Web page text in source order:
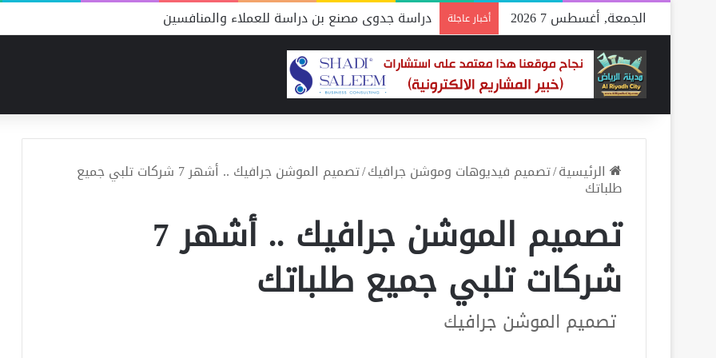
الجمعة, أغسطس 7 2026 أخبار عاجلة دراسة جدوى مصنع بن دراسة للعملاء والمنافسين
الرئيسية/تصميم فيديوهات وموشن جرافيك/ تصميم الموشن جرافيك .. أشهر 7 شركات تلبي جميع
طلباتك
تصميم الموشن جرافيك .. أشهر 7
شركات تلبي جميع طلباتك
تصميم الموشن جرافيك